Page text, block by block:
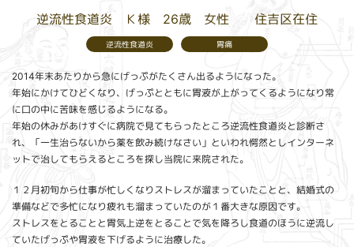
逆流性食道炎 Ｋ様 26歳 女性 住吉区在住
逆流性食道炎 胃痛
2014年末あたりから急にげっぷがたくさん出るようになった。
年始にかけてひどくなり、げっぷとともに胃液が上がってくるようになり常
に口の中に苦味を感じるようになる。
年始の休みがあけすぐに病院で見てもらったところ逆流性食道炎と診断さ
れ、「一生治らないから薬を飲み続けなさい」といわれ愕然としインターネ
ットで治してもらえるところを探し当院に来院された。
１２月初旬から仕事が忙しくなりストレスが溜まっていたことと、結婚式の
準備などで多忙になり疲れも溜まっていたのが１番大きな原因です。
ストレスをとることと胃気上逆をとることで気を降ろし食道のほうに逆流し
ていたげっぷや胃液を下げるように治療した。